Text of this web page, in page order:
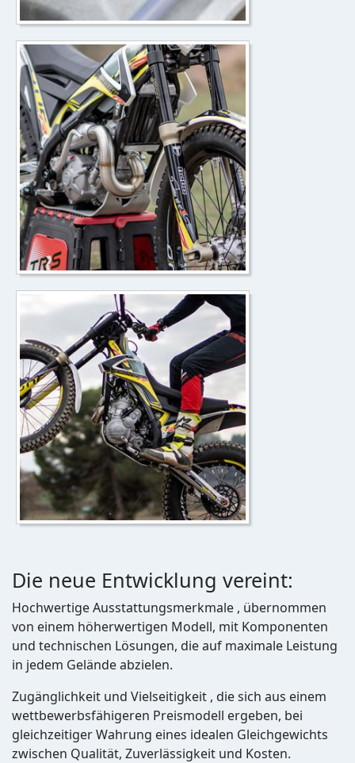
Die neue Entwicklung vereint:
Hochwertige Ausstattungsmerkmale , übernommen
von einem höherwertigen Modell, mit Komponenten
und technischen Lösungen, die auf maximale Leistung
in jedem Gelände abzielen.
Zugänglichkeit und Vielseitigkeit , die sich aus einem
wettbewerbsfähigeren Preismodell ergeben, bei
gleichzeitiger Wahrung eines idealen Gleichgewichts
zwischen Qualität, Zuverlässigkeit und Kosten.